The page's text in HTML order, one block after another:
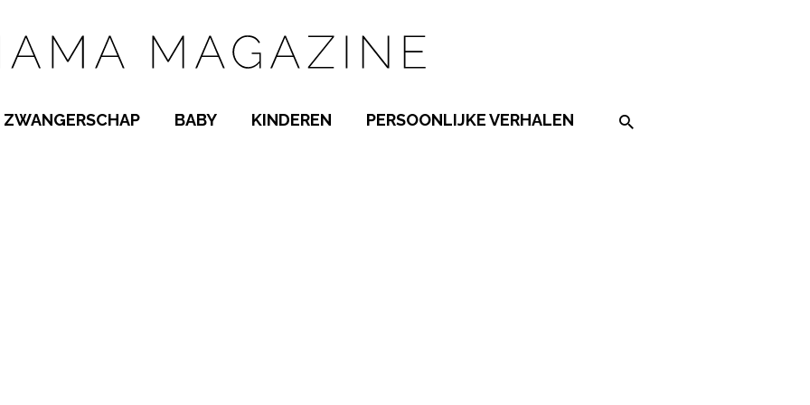
ZWANGERSCHAP BABY KINDEREN PERSOONLIJKE VERHALEN Search on the website